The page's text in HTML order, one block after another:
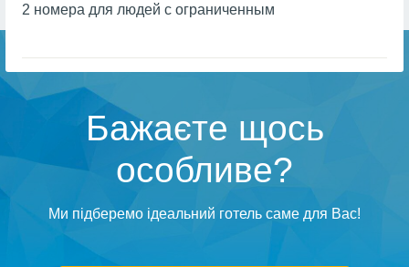
2 номера для людей с ограниченным
Бажаєте щось
особливе?
Ми підберемо ідеальний готель саме для Вас!